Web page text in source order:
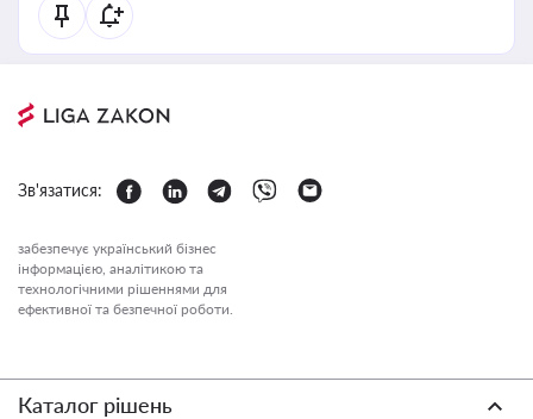
Зв'язатися:
забезпечує український бізнес
інформацією, аналітикою та
технологічними рішеннями для
ефективної та безпечної роботи.
Каталог рішень